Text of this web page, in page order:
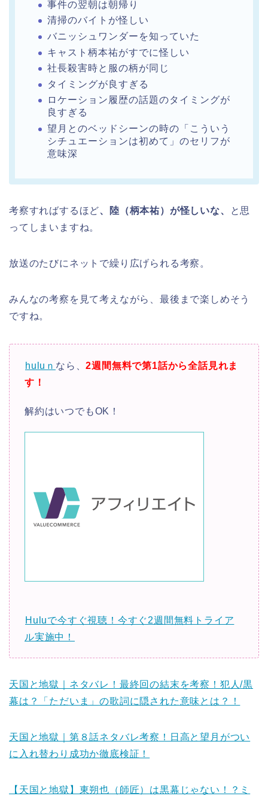
事件の翌朝は朝帰り
清掃のバイトが怪しい
バニッシュワンダーを知っていた
キャスト柄本祐がすでに怪しい
社長殺害時と服の柄が同じ
タイミングが良すぎる
ロケーション履歴の話題のタイミングが
良すぎる
望月とのベッドシーンの時の「こういう
シチュエーションは初めて」のセリフが
意味深
考察すればするほど、陸（柄本祐）が怪しいな、
と思
ってしまいますね。
放送のたびにネットで繰り広げられる考察。
みんなの考察を見て考えながら、最後まで楽しめそう
ですね。
huluｎ なら、2週間無料で第1話から全話見れま
す！
解約はいつでもOK！
Huluで今すぐ視聴！今すぐ2週間無料トライア
ル実施中！
天国と地獄｜ネタバレ！最終回の結末を考察！犯人/黒
幕は？「ただいま」の歌詞に隠された意味とは？！
天国と地獄｜第８話ネタバレ考察！日高と望月がつい
に入れ替わり成功か徹底検証！
【天国と地獄】東朔也（師匠）は黒幕じゃない！？ミ